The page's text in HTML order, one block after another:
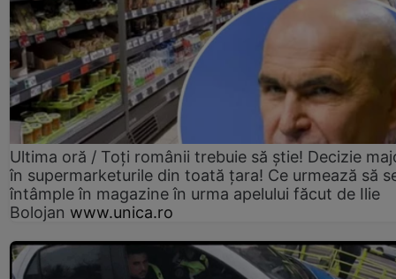
Ultima oră / Toți românii trebuie să știe! Decizie
în supermarketurile din toată țara! Ce urmează să
întâmple în magazine în urma apelului făcut de Ilie
Bolojan www.unica.ro